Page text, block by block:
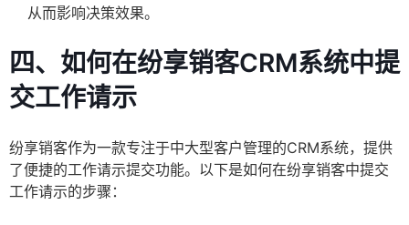
从而影响决策效果。
四、如何在纷享销客CRM系统中提
交工作请示
纷享销客作为一款专注于中大型客户管理的CRM系统，提供
了便捷的工作请示提交功能。以下是如何在纷享销客中提交
工作请示的步骤：